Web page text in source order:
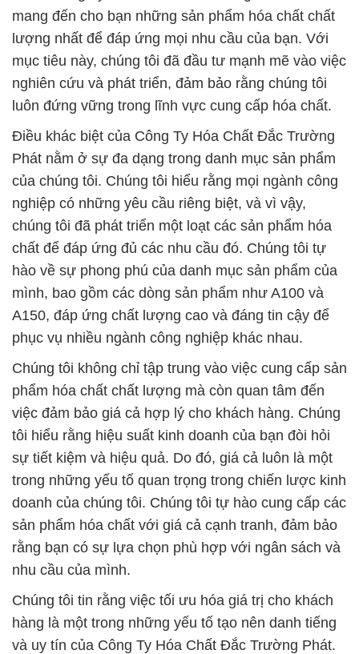
mang đến cho bạn những sản phẩm hóa chất chất
lượng nhất để đáp ứng mọi nhu cầu của bạn. Với
mục tiêu này, chúng tôi đã đầu tư mạnh mẽ vào việc
nghiên cứu và phát triển, đảm bảo rằng chúng tôi
luôn đứng vững trong lĩnh vực cung cấp hóa chất.
Điều khác biệt của Công Ty Hóa Chất Đắc Trường
Phát nằm ở sự đa dạng trong danh mục sản phẩm
của chúng tôi. Chúng tôi hiểu rằng mọi ngành công
nghiệp có những yêu cầu riêng biệt, và vì vậy,
chúng tôi đã phát triển một loạt các sản phẩm hóa
chất để đáp ứng đủ các nhu cầu đó. Chúng tôi tự
hào về sự phong phú của danh mục sản phẩm của
mình, bao gồm các dòng sản phẩm như A100 và
A150, đáp ứng chất lượng cao và đáng tin cậy để
phục vụ nhiều ngành công nghiệp khác nhau.
Chúng tôi không chỉ tập trung vào việc cung cấp sản
phẩm hóa chất chất lượng mà còn quan tâm đến
việc đảm bảo giá cả hợp lý cho khách hàng. Chúng
tôi hiểu rằng hiệu suất kinh doanh của bạn đòi hỏi
sự tiết kiệm và hiệu quả. Do đó, giá cả luôn là một
trong những yếu tố quan trọng trong chiến lược kinh
doanh của chúng tôi. Chúng tôi tự hào cung cấp các
sản phẩm hóa chất với giá cả cạnh tranh, đảm bảo
rằng bạn có sự lựa chọn phù hợp với ngân sách và
nhu cầu của mình.
Chúng tôi tin rằng việc tối ưu hóa giá trị cho khách
hàng là một trong những yếu tố tạo nên danh tiếng
và uy tín của Công Ty Hóa Chất Đắc Trường Phát.